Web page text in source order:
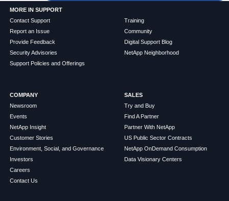
MORE IN SUPPORT
Contact Support
Report an Issue
Provide Feedback
Security Advisories
Support Policies and Offerings
Training
Community
Digital Support Blog
NetApp Neighborhood
COMPANY
Newsroom
Events
NetApp Insight
Customer Stories
Environment, Social, and Governance
Investors
Careers
Contact Us
SALES
Try and Buy
Find A Partner
Partner With NetApp
US Public Sector Contracts
NetApp OnDemand Consumption
Data Visionary Centers